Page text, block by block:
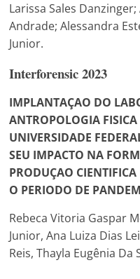
Larissa Sales
Andrade; Alessandra
Junior.
Interforensic 2023
IMPLANTAÇAO DO
ANTROPOLOGIA FISICA
UNIVERSIDADE
SEU IMPACTO NA
PRODUÇAO
O PERIODO DE
Rebeca Vitoria Gaspar
Junior, Ana Luiza Dias
Reis, Thayla Eugênia Da